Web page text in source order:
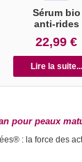
Sérum bio
anti-rides
22,99 €
Lire la suite...
pour peaux
: la force des